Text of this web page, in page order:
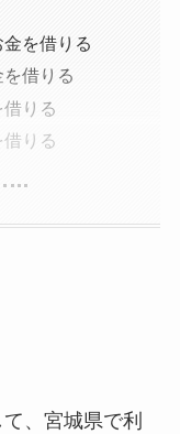
を借りる
借りる
りる
りる
、宮城県で利